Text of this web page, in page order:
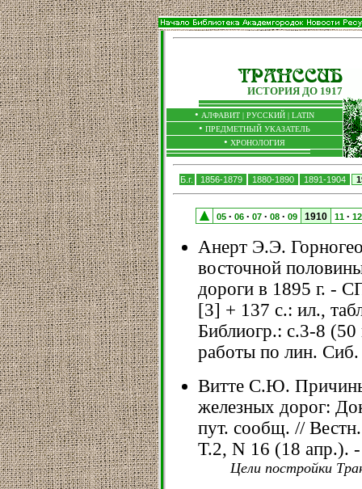
ИСТОРИЯ ДО 1917
• АЛФАВИТ | РУССКИЙ | LATIN
• ПРЕДМЕТНЫЙ УКАЗАТЕЛЬ
• ХРОНОЛОГИЯ
Б.г. 1856-1879 1880-1890 1891-1904
05• 06• 07• 08• 09 1910 11• 12
Анерт Э.Э.
восточной
дороги в 1895 г. -
[3] + 137 с.: ил.,
Библиогр.: с.3-8 (50
работы по лин.
Витте С.Ю.
железных дорог:
пут. сообщ. //
Т.2, N 16 (18 апр.).
Цели постройки